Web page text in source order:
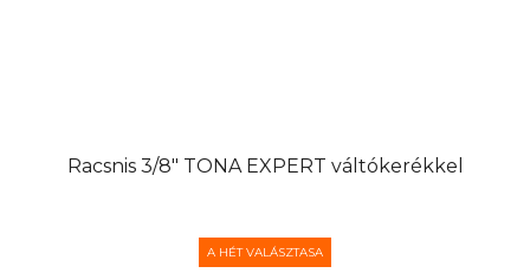
Racsnis 3/8" TONA EXPERT váltókerékkel
A HÉT VALÁSZTASA